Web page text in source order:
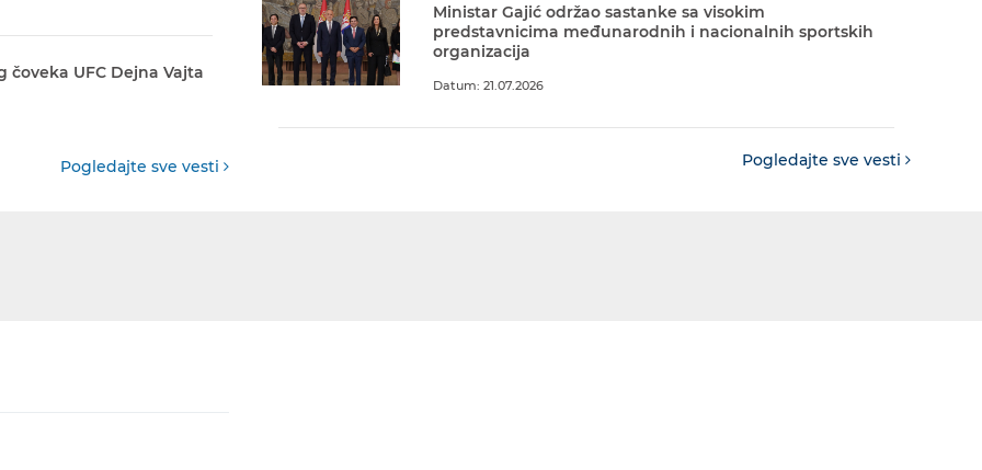
UFC Dejna Vajta
Pogledajte sve vesti
Ministar Gajić održao sastanke sa visokim
predstavnicima međunarodnih i nacionalnih sportskih
organizacija
Datum: 21.07.2026
Pogledajte sve vesti